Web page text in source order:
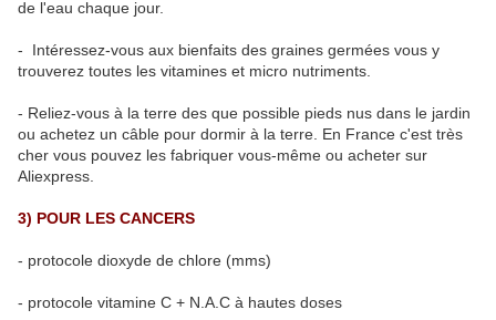
de l'eau chaque jour.
- Intéressez-vous aux bienfaits des graines germées vous y
trouverez toutes les vitamines et micro nutriments.
- Reliez-vous à la terre des que possible pieds nus dans le jardin
ou achetez un câble pour dormir à la terre. En France c'est très
cher vous pouvez les fabriquer vous-même ou acheter sur
Aliexpress.
3) POUR LES CANCERS
- protocole dioxyde de chlore (mms)
- protocole vitamine C + N.A.C à hautes doses